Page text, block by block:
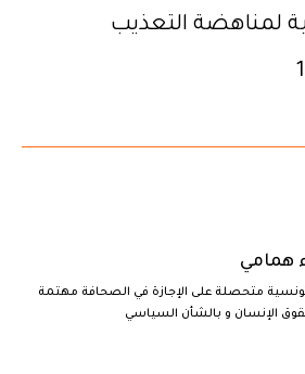
لمناهضة التعذيب
همامي
متحصلة على الإجازة في الصحافة مهتمة
الإنسان و بالشأن السياسي